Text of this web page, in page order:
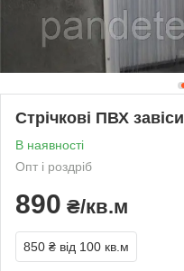
Стрічкові ПВХ завіси
В наявності
Опт і роздріб
890 ₴/кв.м
850 ₴ від 100 кв.м